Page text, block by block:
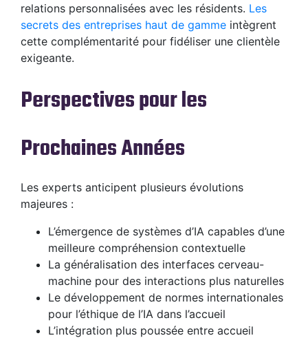
relations personnalisées avec les résidents. Les
secrets des entreprises haut de gamme intègrent
cette complémentarité pour fidéliser une clientèle
exigeante.
Perspectives pour les
Prochaines Années
Les experts anticipent plusieurs évolutions
majeures :
L’émergence de systèmes d’IA capables d’une
meilleure compréhension contextuelle
La généralisation des interfaces cerveau-
machine pour des interactions plus naturelles
Le développement de normes internationales
pour l’éthique de l’IA dans l’accueil
L’intégration plus poussée entre accueil